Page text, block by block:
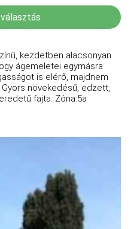
kezdetben alacsonyan
ágemeletei egymásra
is elérő, majdnem
növekedésű, edzett,
fajta. Zóna:5a